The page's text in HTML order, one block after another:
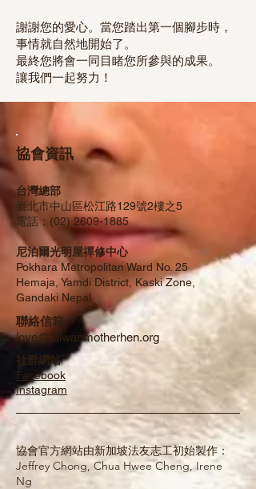
謝謝您的愛心。當您踏出第一個腳步時，
事情就自然地開始了。
最終您將會一同目睹您所參與的成果。
讓我們一起努力！
協會資訊
台灣總部
臺北市中山區松江路129號2樓之5
​電話：(02)2609-1885
​尼泊爾光明屋禪修中心
Pokhara Metropolitan Ward No. 25
Hemaja, Yamdi District, Kaski Zone,
Gandaki Nepal
聯絡信箱
love@taiwanmotherhen.org
社群網站
Facebook
​Instagram
協會官方網站由新加坡法友志工初始製作：
Jeffrey Chong, Chua Hwee Cheng, Irene
Ng